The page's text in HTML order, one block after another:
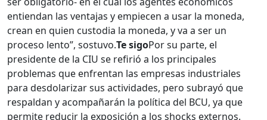
entiendan las ventajas y empiecen a usar la moneda,
crean en quien custodia la moneda, y va a ser un
proceso lento”, sostuvo.Te sigoPor su parte, el
presidente de la CIU se refirió a los principales
problemas que enfrentan las empresas industriales
para desdolarizar sus actividades, pero subrayó que
respaldan y acompañarán la política del BCU, ya que
permite reducir la exposición a los shocks externos.